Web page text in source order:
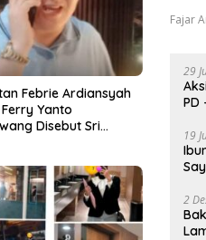
Ardiansyah
Yanto
Disebut Sri
Fajar
29
PD
19
2